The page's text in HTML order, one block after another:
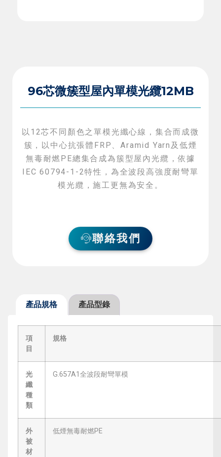
96芯微簇型屋內單模光纜12MB
以12芯不同顏色之單模光纖心線，集合而成微
簇，以中心抗張體FRP、Aramid Yarn及低煙
無毒耐燃PE總集合成為簇型屋內光纜，依據
IEC 60794-1-2特性，為全波段高強度耐彎單
模光纜，施工更無為安全。
聯絡我們
產品規格 產品型錄
項
目
規格
光
纖
種
類
G.657A1全波段耐彎單模
外
被
材
低煙無毒耐燃PE